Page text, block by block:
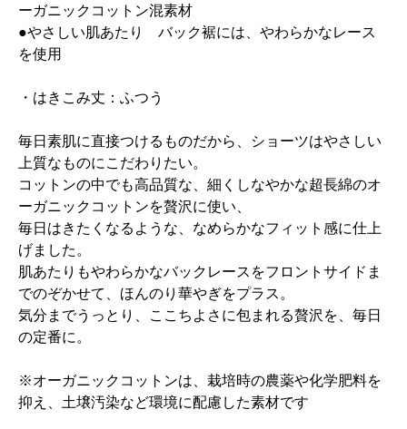
ーガニックコットン混素材
●やさしい肌あたり バック裾には、やわらかなレース
を使用
・はきこみ丈：ふつう
毎日素肌に直接つけるものだから、ショーツはやさしい
上質なものにこだわりたい。
コットンの中でも高品質な、細くしなやかな超長綿のオ
ーガニックコットンを贅沢に使い、
毎日はきたくなるような、なめらかなフィット感に仕上
げました。
肌あたりもやわらかなバックレースをフロントサイドま
でのぞかせて、ほんのり華やぎをプラス。
気分までうっとり、ここちよさに包まれる贅沢を、毎日
の定番に。
※オーガニックコットンは、栽培時の農薬や化学肥料を
抑え、土壌汚染など環境に配慮した素材です